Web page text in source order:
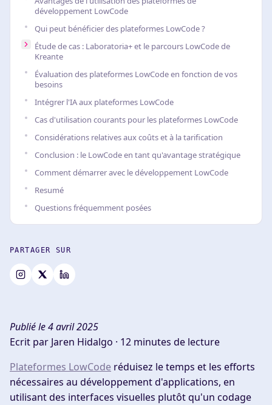
développement LowCode
Qui peut bénéficier des plateformes LowCode ?
Étude de cas : Laboratoria+ et le parcours LowCode de
Kreante
Évaluation des plateformes LowCode en fonction de vos
besoins
Intégrer l'IA aux plateformes LowCode
Cas d'utilisation courants pour les plateformes LowCode
Considérations relatives aux coûts et à la tarification
Conclusion : le LowCode en tant qu'avantage stratégique
Comment démarrer avec le développement LowCode
Resumé
Questions fréquemment posées
PARTAGER SUR
Publié le 4 avril 2025
Ecrit par Jaren Hidalgo · 12 minutes de lecture
Plateformes LowCode réduisez le temps et les efforts
nécessaires au développement d'applications, en
utilisant des interfaces visuelles plutôt qu'un codage